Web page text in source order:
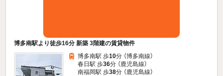
博多南駅より徒歩16分 新築 3階建の賃貸物件
博多南駅 歩10分 （博多南線）
春日駅 歩36分 （鹿児島線）
南福岡駅 歩38分 （鹿児島線）